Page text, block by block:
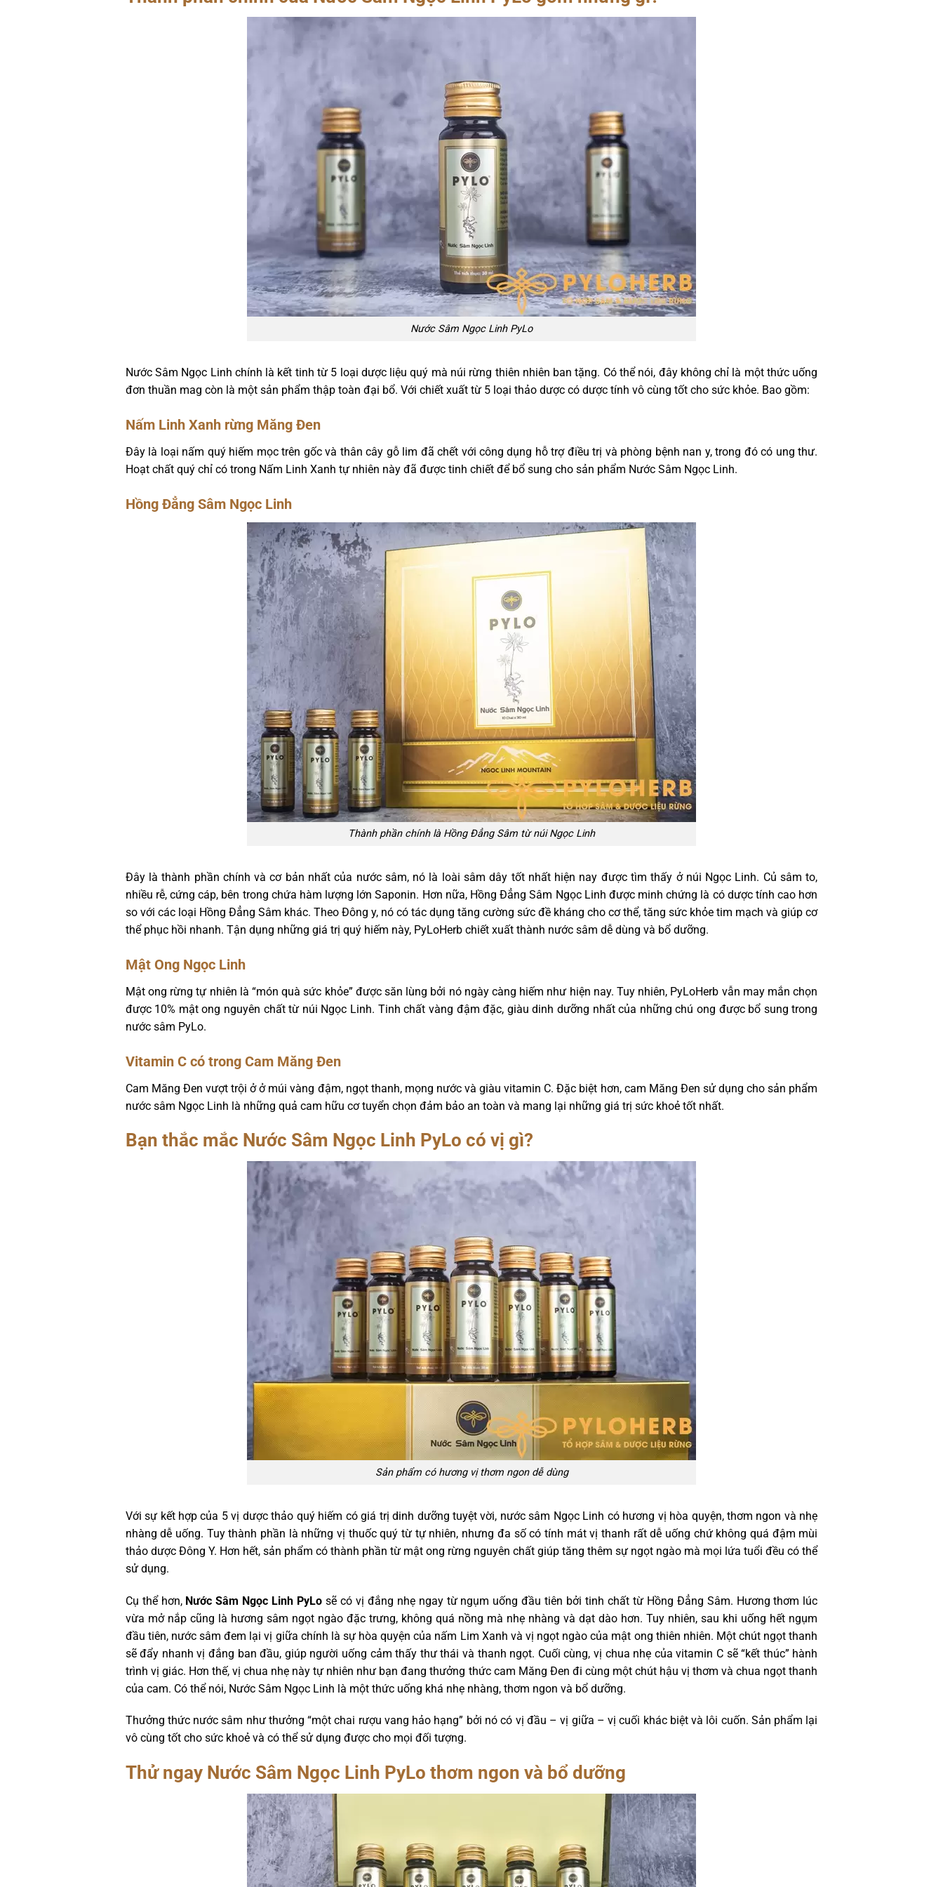
Nước Sâm Ngọc Linh PyLo
Nước Sâm Ngọc Linh chính là kết tinh từ 5 loại dược liệu quý mà núi rừng thiên nhiên ban tặng. Có thể nói, đây không chỉ là một thức uống
đơn thuần mag còn là một sản phẩm thập toàn đại bổ. Với chiết xuất từ 5 loại thảo dược có dược tính vô cùng tốt cho sức khỏe. Bao gồm:
Nấm Linh Xanh rừng Măng Đen
Đây là loại nấm quý hiếm mọc trên gốc và thân cây gỗ lim đã chết với công dụng hỗ trợ điều trị và phòng bệnh nan y, trong đó có ung thư.
Hoạt chất quý chỉ có trong Nấm Linh Xanh tự nhiên này đã được tinh chiết để bổ sung cho sản phẩm Nước Sâm Ngọc Linh.
Hồng Đẳng Sâm Ngọc Linh
Thành phần chính là Hồng Đẳng Sâm từ núi Ngọc Linh
Đây là thành phần chính và cơ bản nhất của nước sâm, nó là loài sâm dây tốt nhất hiện nay được tìm thấy ở núi Ngọc Linh. Củ sâm to,
nhiều rễ, cứng cáp, bên trong chứa hàm lượng lớn Saponin. Hơn nữa, Hồng Đẳng Sâm Ngọc Linh được minh chứng là có dược tính cao hơn
so với các loại Hồng Đẳng Sâm khác. Theo Đông y, nó có tác dụng tăng cường sức đề kháng cho cơ thể, tăng sức khỏe tim mạch và giúp cơ
thể phục hồi nhanh. Tận dụng những giá trị quý hiếm này, PyLoHerb chiết xuất thành nước sâm dễ dùng và bổ dưỡng.
Mật Ong Ngọc Linh
Mật ong rừng tự nhiên là “món quà sức khỏe” được săn lùng bởi nó ngày càng hiếm như hiện nay. Tuy nhiên, PyLoHerb vẫn may mắn chọn
được 10% mật ong nguyên chất từ núi Ngọc Linh. Tinh chất vàng đậm đặc, giàu dinh dưỡng nhất của những chú ong được bổ sung trong
nước sâm PyLo.
Vitamin C có trong Cam Măng Đen
Cam Măng Đen vượt trội ở ở múi vàng đậm, ngọt thanh, mọng nước và giàu vitamin C. Đặc biệt hơn, cam Măng Đen sử dụng cho sản phẩm
nước sâm Ngọc Linh là những quả cam hữu cơ tuyển chọn đảm bảo an toàn và mang lại những giá trị sức khoẻ tốt nhất.
Bạn thắc mắc Nước Sâm Ngọc Linh PyLo có vị gì?
Sản phẩm có hương vị thơm ngon dễ dùng
Với sự kết hợp của 5 vị dược thảo quý hiếm có giá trị dinh dưỡng tuyệt vời, nước sâm Ngọc Linh có hương vị hòa quyện, thơm ngon và nhẹ
nhàng dễ uống. Tuy thành phần là những vị thuốc quý từ tự nhiên, nhưng đa số có tính mát vị thanh rất dễ uống chứ không quá đậm mùi
thảo dược Đông Y. Hơn hết, sản phẩm có thành phần từ mật ong rừng nguyên chất giúp tăng thêm sự ngọt ngào mà mọi lứa tuổi đều có thể
sử dụng.
Cụ thể hơn, Nước Sâm Ngọc Linh PyLosẽ có vị đắng nhẹ ngay từ ngụm uống đầu tiên bởi tinh chất từ Hồng Đẳng Sâm. Hương thơm lúc
vừa mở nắp cũng là hương sâm ngọt ngào đặc trưng, không quá nồng mà nhẹ nhàng và dạt dào hơn. Tuy nhiên, sau khi uống hết ngụm
đầu tiên, nước sâm đem lại vị giữa chính là sự hòa quyện của nấm Lim Xanh và vị ngọt ngào của mật ong thiên nhiên. Một chút ngọt thanh
sẽ đẩy nhanh vị đắng ban đầu, giúp người uống cảm thấy thư thái và thanh ngọt. Cuối cùng, vị chua nhẹ của vitamin C sẽ “kết thúc” hành
trình vị giác. Hơn thế, vị chua nhẹ này tự nhiên như bạn đang thưởng thức cam Măng Đen đi cùng một chút hậu vị thơm và chua ngọt thanh
của cam. Có thể nói, Nước Sâm Ngọc Linh là một thức uống khá nhẹ nhàng, thơm ngon và bổ dưỡng.
Thưởng thức nước sâm như thưởng “một chai rượu vang hảo hạng” bởi nó có vị đầu – vị giữa – vị cuối khác biệt và lôi cuốn. Sản phẩm lại
vô cùng tốt cho sức khoẻ và có thể sử dụng được cho mọi đối tượng.
Thử ngay Nước Sâm Ngọc Linh PyLo thơm ngon và bổ dưỡng